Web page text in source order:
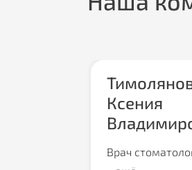
Ксения
Врач